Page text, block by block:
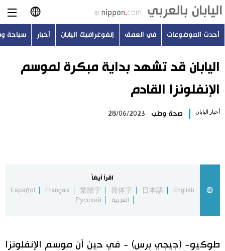
日本語
English
Русский
أحدث الموضوعات
اليابان في فيديو
أحدث الموضوعات في العمق إنفوغرافيك اليابان أخبار سياحة
اليابان قد تشهد بداية مبكرة لموسم
الإنفلونزا القادم
أخبار اليابان صحة وطب 28/06/2023
اقرأ أيضاً
English
日本語
简体字
繁體字
Français
Español
العربية
Русский
طوكيو- (جيجي برس) - في حين أن موسم الإنفلونزا